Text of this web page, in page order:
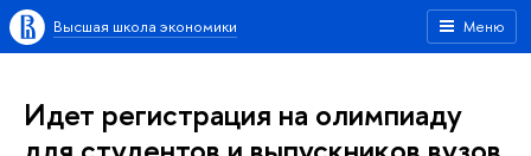
Меню
Высшая школа экономики
Идет регистрация на олимпиаду